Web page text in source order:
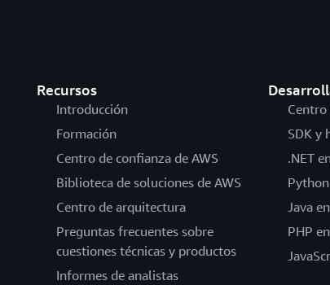
Recursos
Introducción
Formación
Centro de confianza de AWS
Biblioteca de soluciones de AWS
Centro de arquitectura
Preguntas frecuentes sobre
cuestiones técnicas y productos
Informes de analistas
Centro
SDK y
.NET
Java
PHP